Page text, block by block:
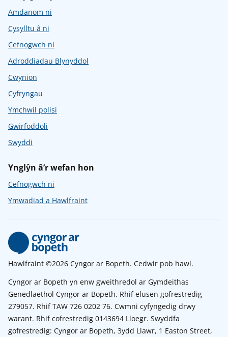
Amdanom ni
Cysylltu â ni
Cefnogwch ni
Adroddiadau Blynyddol
Cwynion
Cyfryngau
Ymchwil polisi
Gwirfoddoli
Swyddi
Ynglŷn â’r wefan hon
Cefnogwch ni
Ymwadiad a Hawlfraint
Hawlfraint ©2026 Cyngor ar Bopeth. Cedwir pob hawl.
Cyngor ar Bopeth yn enw gweithredol ar Gymdeithas
Genedlaethol Cyngor ar Bopeth. Rhif elusen gofrestredig
279057. Rhif TAW 726 0202 76. Cwmni cyfyngedig drwy
warant. Rhif cofrestredig 0143694 Lloegr. Swyddfa
gofrestredig: Cyngor ar Bopeth, 3ydd Llawr, 1 Easton Street,